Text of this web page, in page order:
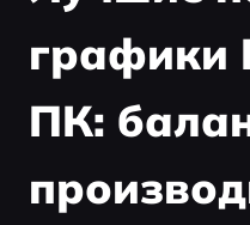
графики
ПК: